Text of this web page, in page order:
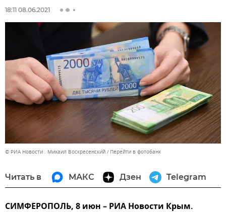
18:11 08.06.2021
© РИА Новости . Михаил Воскресенский Перейти в фотобанк
Читать в МАКС Дзен Telegram
СИМФЕРОПОЛЬ, 8 июн – РИА Новости Крым.